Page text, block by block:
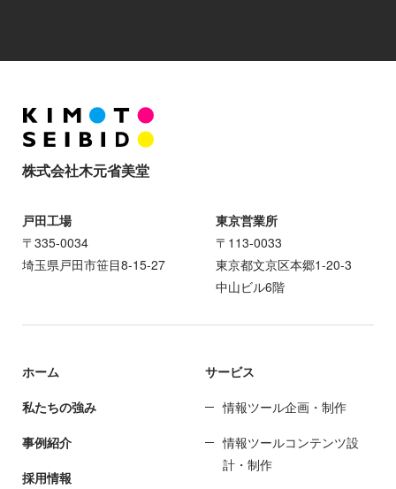
株式会社木元省美堂
戸田工場
〒335-0034
埼玉県戸田市笹目8-15-27
東京営業所
〒113-0033
東京都文京区本郷1-20-3
中山ビル6階
ホーム
私たちの強み
事例紹介
採用情報
サービス
情報ツール企画・制作
情報ツールコンテンツ設
計・制作